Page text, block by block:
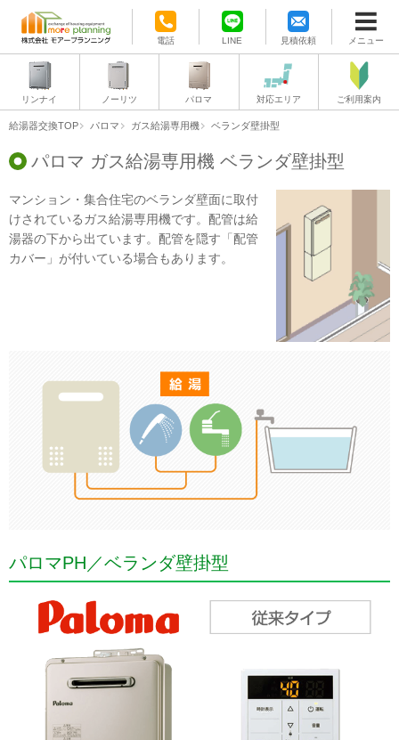
電話 LINE 見積依頼 メニュー
リンナイ ノーリツ パロマ 対応エリア ご利用案内
給湯器交換TOP パロマ ガス給湯専用機 ベランダ壁掛型
パロマ ガス給湯専用機 ベランダ壁掛型
マンション・集合住宅のベランダ壁面に取付
けされているガス給湯専用機です。配管は給
湯器の下から出ています。配管を隠す「配管
カバー」が付いている場合もあります。
パロマPH／ベランダ壁掛型